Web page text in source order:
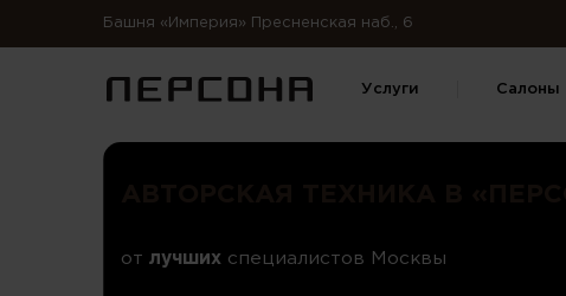
Башня «Империя» Пресненская наб., 6
Услуги Салоны
от лучших специалистов Москвы